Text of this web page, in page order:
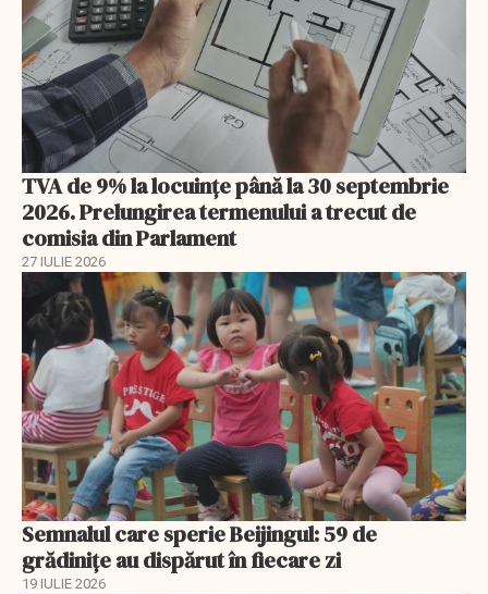
TVA de 9% la locuințe până la 30 septembrie
2026. Prelungirea termenului a trecut de
comisia din Parlament
27 IULIE 2026
Semnalul care sperie Beijingul: 59 de
grădinițe au dispărut în fiecare zi
19 IULIE 2026